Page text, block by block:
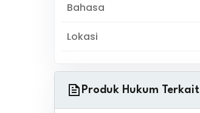
Bahasa
Lokasi
Produk Hukum Terkait